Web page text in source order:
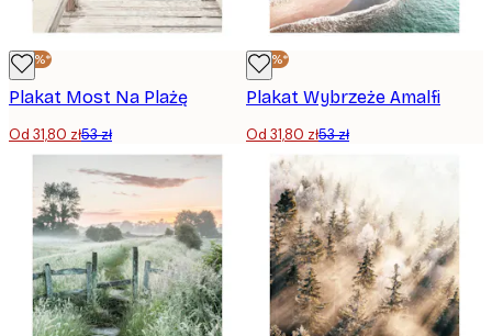
-40%*
Plakat Most Na Plażę
Od 31,80 zł53 zł
-40%*
Plakat Wybrzeże Amalfi
Od 31,80 zł53 zł